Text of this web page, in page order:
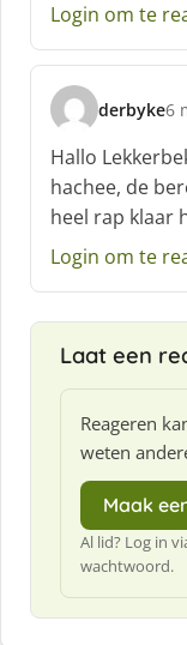
:Login om te
derbyke
s
c
h
r
e
e
:
6
Hallo
hachee, de
heel rap klaar
Login om te
Laat een
Reageren
weten
Maak
Al lid? Log in
wachtwoord.